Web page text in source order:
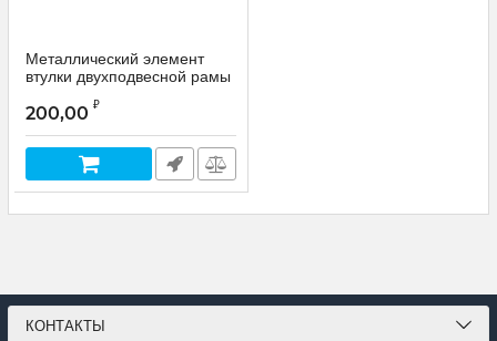
Металлический элемент
втулки двухподвесной рамы
Артикул: 420036
200,00 ₽
КОНТАКТЫ